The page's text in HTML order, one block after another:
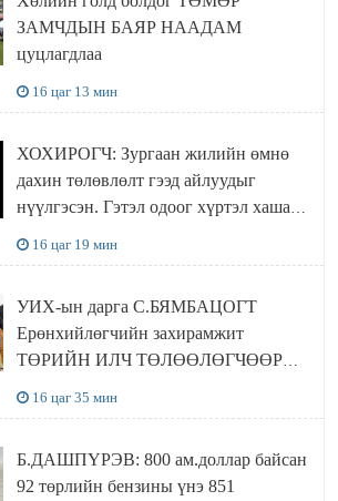
ЗАМЧДЫН БАЯР НААДАМ
цуцлагдлаа
16 цаг 13 мин
ХОХИРОГЧ: Зургаан жилийн өмнө
дахин төлөвлөлт гээд айлуудыг
нүүлгэсэн. Гэтэл одоог хүртэл хашаа
16 цаг 19 мин
УИХ-ын дарга С.БЯМБАЦОГТ
Ерөнхийлөгчийн захирамжит
ТӨРИЙН ИЛЧ ТӨЛӨӨЛӨГЧӨӨР
16 цаг 35 мин
Б.ДАШПҮРЭВ: 800 ам.доллар байсан
92 төрлийн бензины үнэ 851